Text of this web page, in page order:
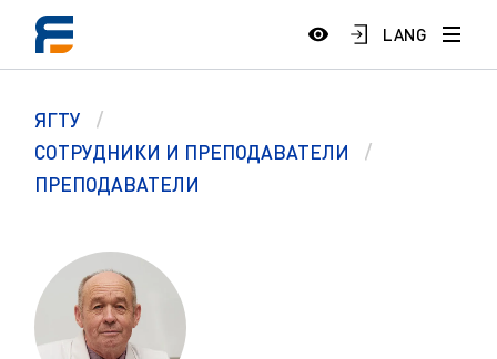
LANG
ЯГТУ
СОТРУДНИКИ И ПРЕПОДАВАТЕЛИ
ПРЕПОДАВАТЕЛИ